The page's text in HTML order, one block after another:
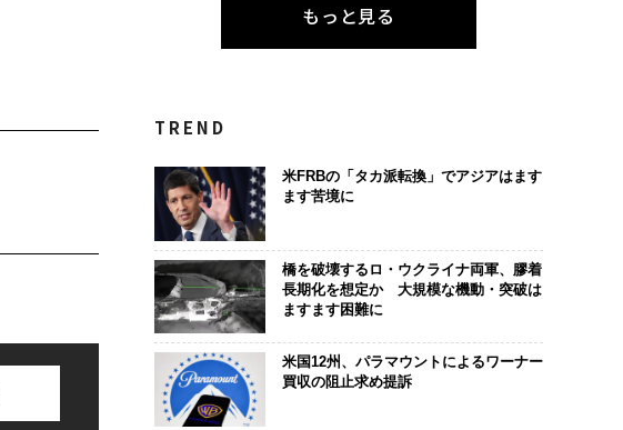
もっと見る
TREND
米FRBの「タカ派転換」でアジアはます
ます苦境に
橋を破壊するロ・ウクライナ両軍、膠着
長期化を想定か 大規模な機動・突破は
ますます困難に
米国12州、パラマウントによるワーナー
買収の阻止求め提訴